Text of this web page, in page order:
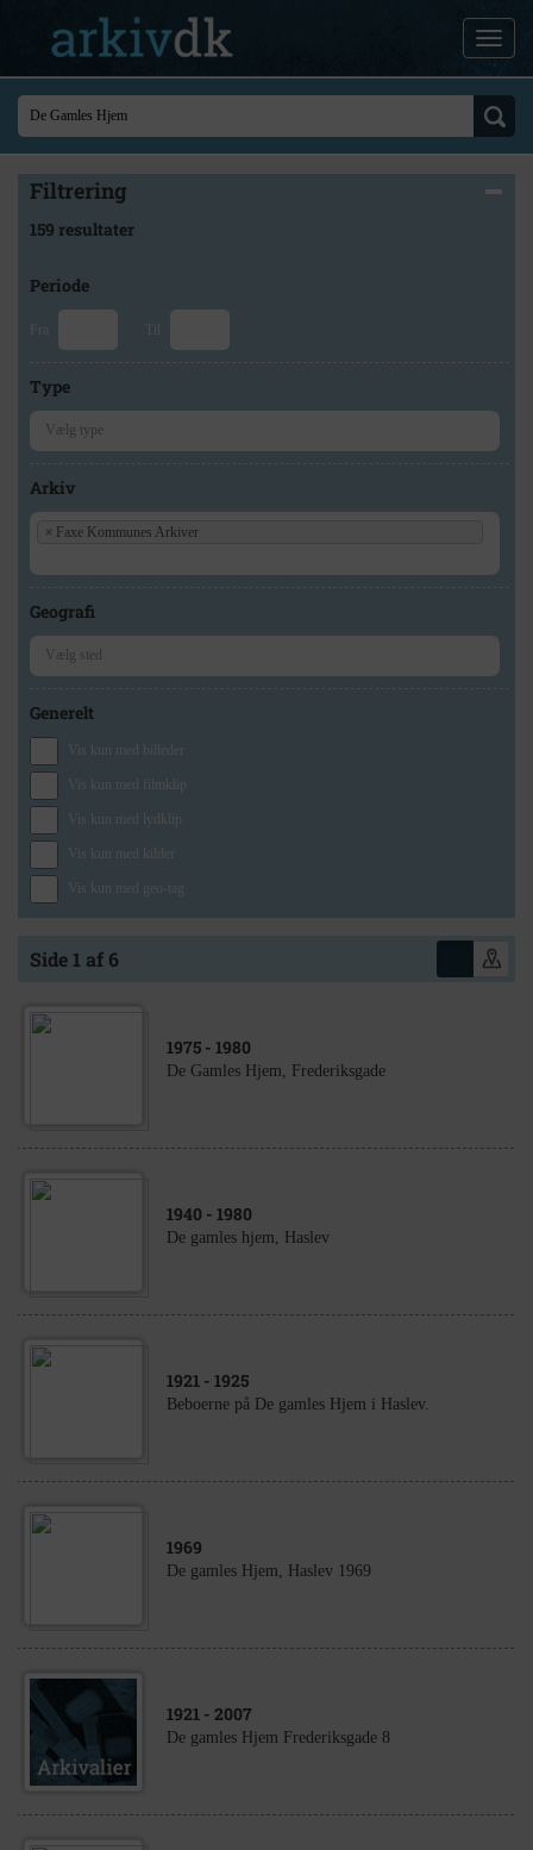
Filtrering
159 resultater
Periode
Fra Til
Type
Arkiv
× Faxe Kommunes Arkiver
Geografi
Generelt
Vis kun med billeder
Vis kun med filmklip
Vis kun med lydklip
Vis kun med kilder
Vis kun med geo-tag
Side 1 af 6
1975 - 1980
De Gamles Hjem, Frederiksgade
1940 - 1980
De gamles hjem, Haslev
1921 - 1925
Beboerne på De gamles Hjem i Haslev.
1969
De gamles Hjem, Haslev 1969
1921 - 2007
De gamles Hjem Frederiksgade 8